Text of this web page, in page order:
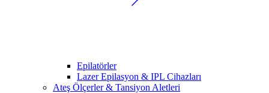
Epilatörler
Lazer Epilasyon & IPL Cihazları
Ateş Ölçerler & Tansiyon Aletleri